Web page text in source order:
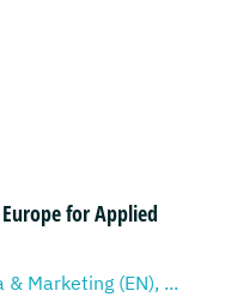
for Applied
& Marketing (EN), ...